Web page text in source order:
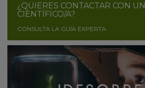
¿QUIERES CONTACTAR CON UN
CIENTÍFICO/A?
CONSULTA LA GUÍA EXPERTA